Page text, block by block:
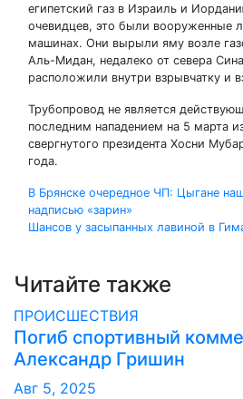
египетский газ в Израиль и
очевидцев, это были вооруженные
машинах. Они вырыли яму возле
Аль-Мидан, недалеко от севера
расположили внутри взрывчатку и
Трубопровод не является
последним нападением на 5 марта
свергнутого президента Хосни
года.
Навигация
по
записям
В Брянске очередное ЧП: Цыгане
надписью «зарин»
Шансов у засыпанных лавиной в
Читайте также
ПРОИСШЕСТВИЯ
Погиб спортивный
Александр Гришин
Авг 5, 2025